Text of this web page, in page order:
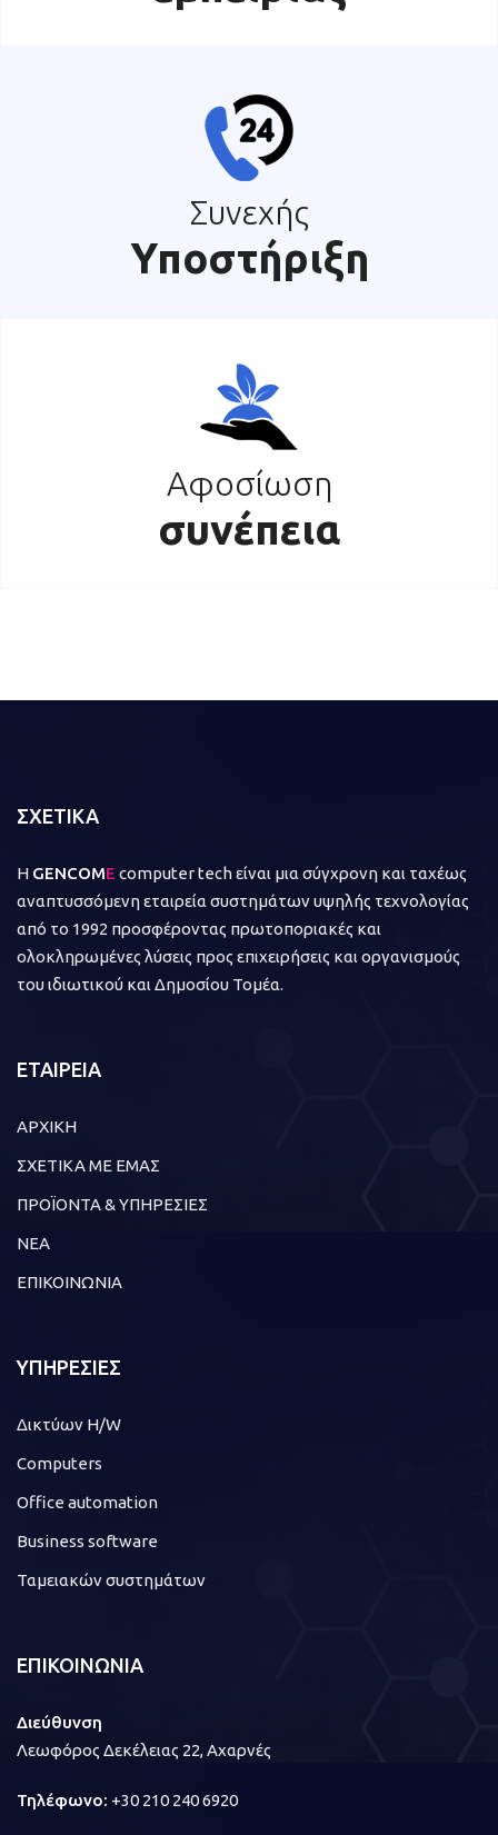
Συνεχής
Υποστήριξη
Αφοσίωση
συνέπεια
ΣΧΕΤΙΚΑ
Η GENCOME computer tech είναι μια σύγχρονη και ταχέως
αναπτυσσόμενη εταιρεία συστημάτων υψηλής τεχνολογίας
από το 1992 προσφέροντας πρωτοποριακές και
ολοκληρωμένες λύσεις προς επιχειρήσεις και οργανισμούς
του ιδιωτικού και Δημοσίου Τομέα.
ΕΤΑΙΡΕΙΑ
ΑΡΧΙΚΗ
ΣΧΕΤΙΚΑ ΜΕ ΕΜΑΣ
ΠΡΟΪΟΝΤΑ & ΥΠΗΡΕΣΙΕΣ
ΝΕΑ
ΕΠΙΚΟΙΝΩΝΙΑ
ΥΠΗΡΕΣΙΕΣ
Δικτύων H/W
Computers
Office automation
Business software
Ταμειακών συστημάτων
ΕΠΙΚΟΙΝΩΝΙΑ
Διεύθυνση
Λεωφόρος Δεκέλειας 22, Αχαρνές
Τηλέφωνο: +30 210 240 6920